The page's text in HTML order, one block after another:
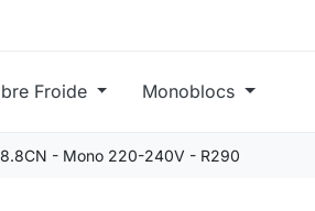
Froide Monoblocs
- Mono 220-240V - R290